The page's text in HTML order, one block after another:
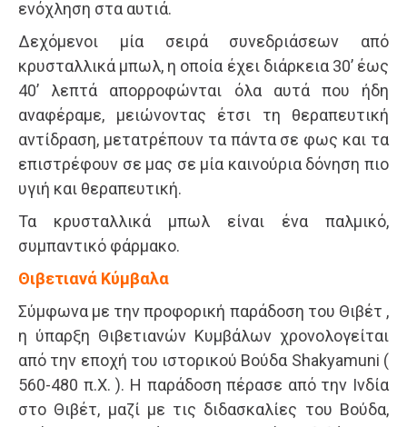
ενόχληση στα αυτιά.
Δεχόμενοι μία σειρά συνεδριάσεων από
κρυσταλλικά μπωλ, η οποία έχει διάρκεια 30’ έως
40’ λεπτά απορροφώνται όλα αυτά που ήδη
αναφέραμε, μειώνοντας έτσι τη θεραπευτική
αντίδραση, μετατρέπουν τα πάντα σε φως και τα
επιστρέφουν σε μας σε μία καινούρια δόνηση πιο
υγιή και θεραπευτική.
Τα κρυσταλλικά μπωλ είναι ένα παλμικό,
συμπαντικό φάρμακο.
Θιβετιανά Κύμβαλα
Σύμφωνα με την προφορική παράδοση του Θιβέτ ,
η ύπαρξη Θιβετιανών Κυμβάλων χρονολογείται
από την εποχή του ιστορικού Βούδα Shakyamuni (
560-480 π.Χ. ). Η παράδοση πέρασε από την Ινδία
στο Θιβέτ, μαζί με τις διδασκαλίες του Βούδα,